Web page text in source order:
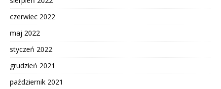
czerwiec 2022
maj 2022
styczeń 2022
grudzień 2021
październik 2021